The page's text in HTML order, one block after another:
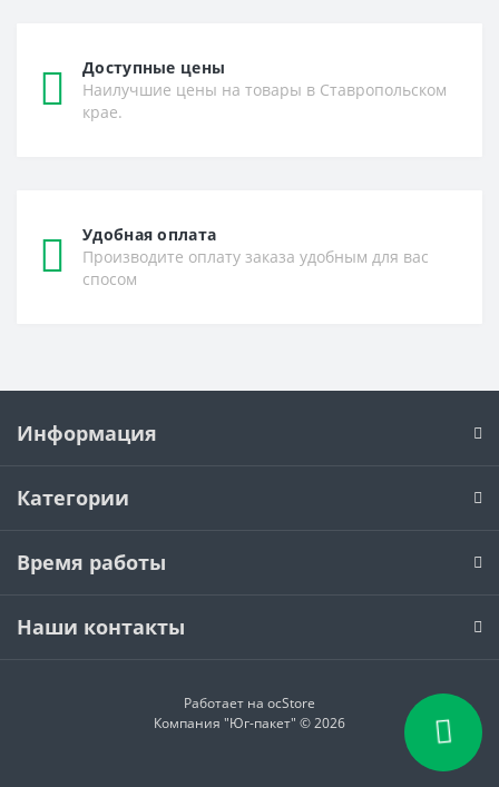
Доступные цены
Наилучшие цены на товары в Ставропольском
крае.
Удобная оплата
Производите оплату заказа удобным для вас
спосом
Информация
Категории
Время работы
Наши контакты
Работает на ocStore
Компания "Юг-пакет" © 2026